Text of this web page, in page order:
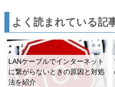
よく読まれている記
LANケーブルでインターネット
に繋がらないときの原因と対処
法を紹介